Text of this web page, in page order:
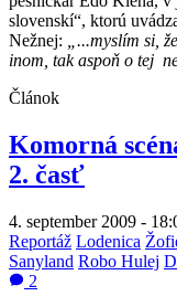
slovenskí“, ktorú
Nežnej: „...myslím si,
inom, tak aspoň o tej
Článok
Komorná
2. časť
4. september 2009 -
Reportáž Lodenica
Sanyland Robo Hulej
2